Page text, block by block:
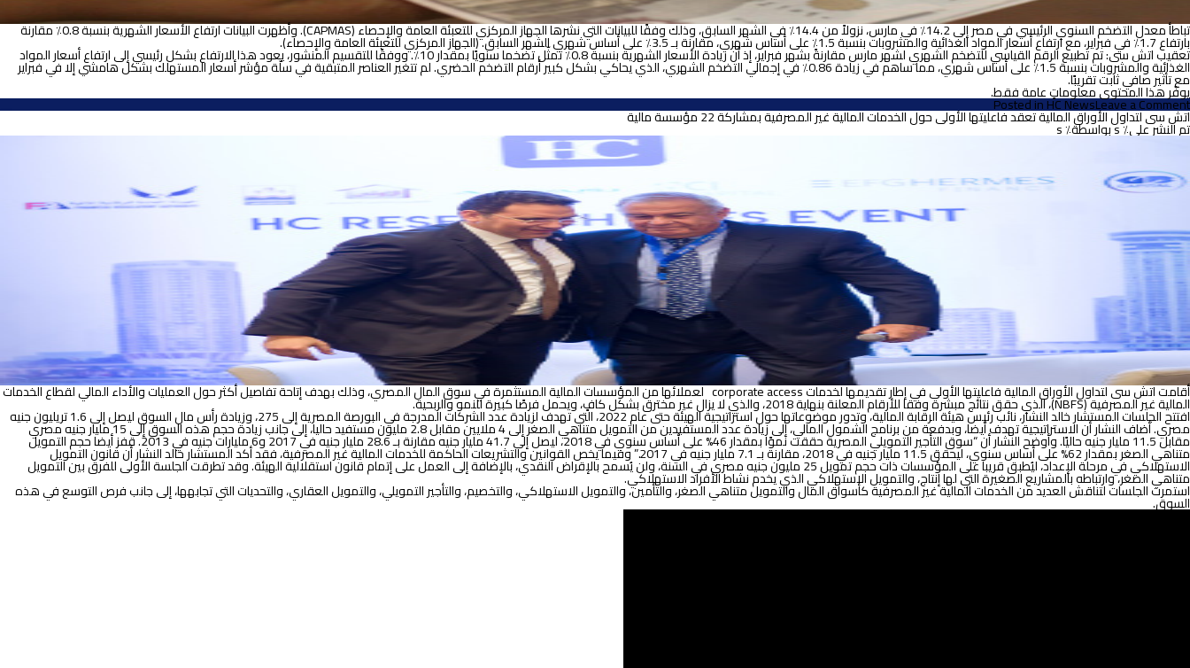
تباطأ معدل التضخم السنوي الرئيسي في مصر إلى 14.2٪ في مارس، نزولاً من 14.4٪ في الشهر السابق، وذلك وفقًا للبيانات التي نشرها الجهاز المركزي للتعبئة العامة والإحصاء (CAPMAS). وأظهرت البيانات ارتفاع الأسعار الشهرية بنسبة 0.8٪ مقارنة
بارتفاع 1.7٪ في فبراير، مع ارتفاع أسعار المواد الغذائية والمشروبات بنسبة 1.5٪ على أساس شهري، مقارنة بـ 3.5٪ على أساس شهري الشهر السابق. (الجهاز المركزي للتعبئة العامة والإحصاء).
تعقيب اتش سى: تم تطبيع الرقم القياسي للتضخم الشهري لشهر مارس مقارنةً بشهر فبراير، إذ أن زيادة الأسعار الشهرية بنسبة 0.8٪ تمثّل تضخما سنويًا بمقدار 10٪. ووفقًا للتقسيم المنشور، يعود هذا الارتفاع بشكل رئيسي إلى ارتفاع أسعار المواد
الغذائية والمشروبات بنسبة 1.5٪ على أساس شهري، مما ساهم في زيادة 0.86٪ في إجمالي التضخم الشهري، الذي يحاكي بشكل كبير أرقام التضخم الحضري. لم تتغير العناصر المتبقية في سلّة مؤشر أسعار المستهلك بشكل هامشي إلا في فبراير
مع تأثير صافي ثابت تقريبًا.
يوفّر هذا المحتوى معلوماتٍ عامة فقط.
Posted inHC NewsLeave a Comment
on
تباطؤ
معدل
مصر
إلى
14.2٪
اتش سى لتداول الأوراق المالية تعقد فاعليتها الأولى حول الخدمات المالية غير المصرفية بمشاركة 22 مؤسسة مالية
تم النشر على٪ s بواسطة٪ s
أقامت اتش سى لتداول الأوراق المالية فاعليتها الأولى في إطار تقديمها لخدمات corporate access لعملائها من المؤسسات المالية المستثمرة في سوق المال المصري، وذلك بهدف إتاحة تفاصيل أكثر حول العمليات والأداء المالي لقطاع الخدمات
المالية غير المصرفية (NBFS)، الذي حقق نتائج مبشرة وفقا للأرقام المعلنة بنهاية 2018، والذي لا يزال غير مخترق بشكل كافٍ، ويحمل فرصًا كبيرة للنمو والربحية.
افتتح الجلسات المستشار خالد النشار، نائب رئيس هيئة الرقابة المالية، وتدور موضوعاتها حول استراتيجية الهيئة حتى عام 2022، التي تهدف لزيادة عدد الشركات المدرجة في البورصة المصرية إلى 275، وزيادة رأس مال السوق ليصل إلى 1.6 تريليون جنيه
مصري. أضاف النشار أن الاستراتيجية تهدف أيضا، وبدفعة من برنامج الشمول المالي، إلى زيادة عدد المستفيدين من التمويل متناهي الصغر إلى 4 ملايين مقابل 2.8 مليون مستفيد حاليا، إلى جانب زيادة حجم هذه السوق إلى 15 مليار جنيه مصري
مقابل 11.5 مليار جنيه حاليًا. وأوضح النشار أن “سوق التأجير التمويلي المصرية حققت نموًا بمقدار 46% على أساس سنوي في 2018، ليصل إلى 41.7 مليار جنيه مقارنة بـ 28.6 مليار جنيه في 2017 و6 مليارات جنيه في 2013. قفز أيضا حجم التمويل
متناهي الصغر بمقدار 62% على أساس سنوي، ليحقق 11.5 مليار جنيه في 2018، مقارنة بـ 7.1 مليار جنيه في 2017.” وفيما يخص القوانين والتشريعات الحاكمة للخدمات المالية غير المصرفية، فقد أكد المستشار خالد النشار أن قانون التمويل
الاستهلاكي في مرحلة الإعداد، ليُطبق قريبا على المؤسسات ذات حجم تمويل 25 مليون جنيه مصري في السنة، ولن يُسمح بالإقراض النقدي، بالإضافة إلى العمل على إتمام قانون استقلالية الهيئة. وقد تطرقت الجلسة الأولى للفرق بين التمويل
متناهي الصغر، وارتباطه بالمشاريع الصغيرة التي لها إنتاج، والتمويل الاستهلاكي الذي يخدم نشاط الأفراد الاستهلاكي.
استمرت الجلسات لتناقش العديد من الخدمات المالية غير المصرفية كأسواق المال والتمويل متناهي الصغر، والتأمين، والتمويل الاستهلاكي، والتخصيم، والتأجير التمويلي، والتمويل العقاري، والتحديات التي تجابهها، إلى جانب فرص التوسع في هذه
السوق.